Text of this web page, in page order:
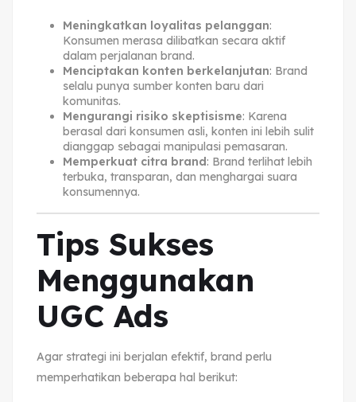
Meningkatkan loyalitas pelanggan:
Konsumen merasa dilibatkan secara aktif
dalam perjalanan brand.
Menciptakan konten berkelanjutan: Brand
selalu punya sumber konten baru dari
komunitas.
Mengurangi risiko skeptisisme: Karena
berasal dari konsumen asli, konten ini lebih sulit
dianggap sebagai manipulasi pemasaran.
Memperkuat citra brand: Brand terlihat lebih
terbuka, transparan, dan menghargai suara
konsumennya.
Tips Sukses
Menggunakan
UGC Ads
Agar strategi ini berjalan efektif, brand perlu
memperhatikan beberapa hal berikut: